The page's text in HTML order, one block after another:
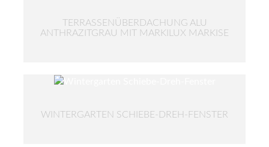
TERRASSENÜBERDACHUNG ALU
ANTHRAZITGRAU MIT MARKILUX MARKISE
WINTERGARTEN SCHIEBE-DREH-FENSTER